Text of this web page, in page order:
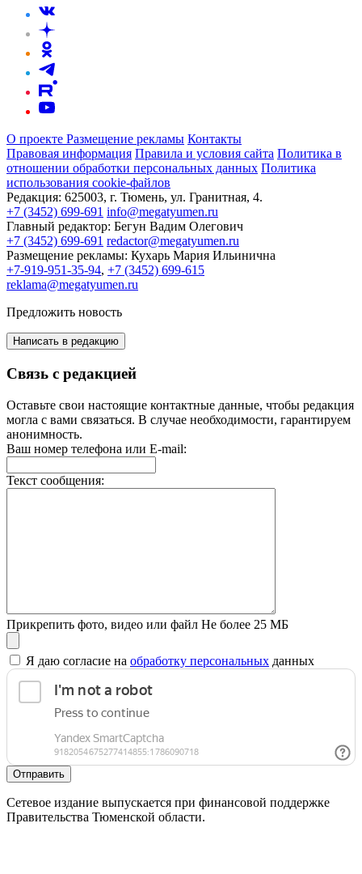
О проекте Размещение рекламы Контакты
Правовая информация Правила и условия сайта Политика в
отношении обработки персональных данных Политика
использования cookie-файлов
Редакция: 625003, г. Тюмень, ул. Гранитная, 4.
+7 (3452) 699-691 info@megatyumen.ru
Главный редактор: Бегун Вадим Олегович
+7 (3452) 699-691 redactor@megatyumen.ru
Размещение рекламы: Кухарь Мария Ильинична
+7-919-951-35-94, +7 (3452) 699-615
reklama@megatyumen.ru
Предложить новость
Написать в редакцию
Связь с редакцией
Оставьте свои настоящие контактные данные, чтобы редакция
могла с вами связаться. В случае необходимости, гарантируем
анонимность.
Ваш номер телефона или E-mail:
Текст сообщения:
Прикрепить фото, видео или файл Не более 25 МБ
Я даю согласие на обработку персональных данных
Отправить
Сетевое издание выпускается при финансовой поддержке
Правительства Тюменской области.